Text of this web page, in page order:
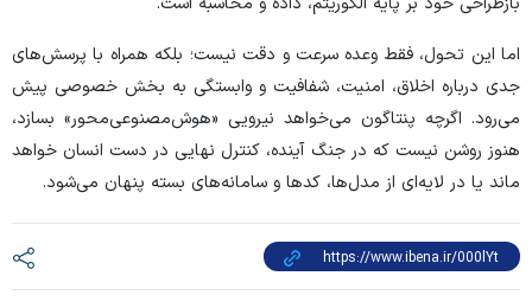
اما این تحول، فقط وعده سرعت و دقت نیست؛ بلکه همراه با پرسش‌های
جدی درباره اخلاق، امنیت، شفافیت و وابستگی به بخش خصوصی پیش
می‌رود. اگرچه پنتاگون می‌خواهد نیرویی «هوش‌مصنوعی‌محور» بسازد،
هنوز روشن نیست که در جنگ آینده، کنترل نهایی در دست انسان خواهد
ماند یا در لایه‌ای از مدل‌ها، کد‌ها و سامانه‌های بسته پنهان می‌شود.